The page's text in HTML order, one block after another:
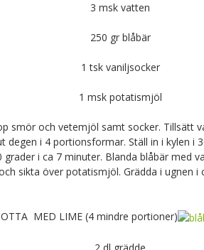
3 msk vatten
250 gr blåbär
1 tsk vaniljsocker
1 msk potatismjöl
smör och vetemjöl samt socker. Tillsätt
degen i 4 portionsformar. Ställ in i kylen i
grader i ca 7 minuter. Blanda blåbär med
sikta över potatismjöl. Grädda i ugnen i
MED LIME (4 mindre portioner)